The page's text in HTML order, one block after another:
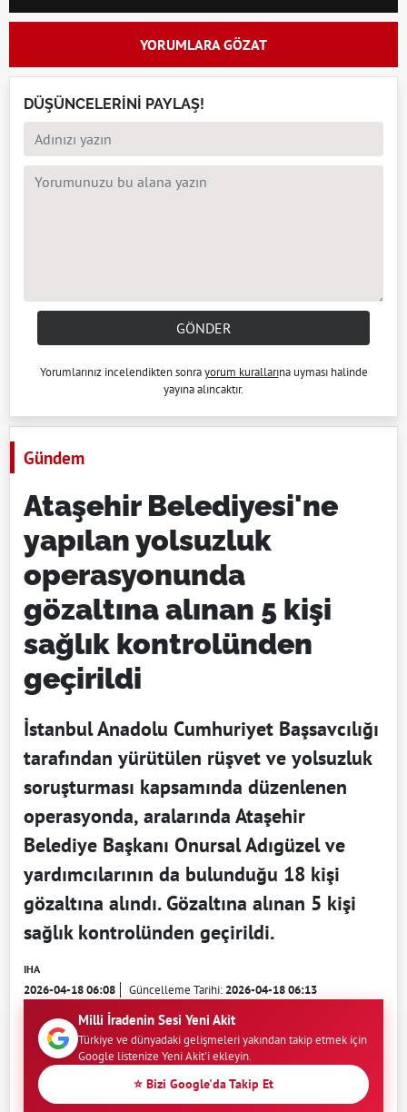
YORUMLARA GÖZAT
DÜŞÜNCELERİNİ PAYLAŞ!
GÖNDER
Yorumlarınız incelendikten sonrayorum kurallarına uyması halinde
yayına alıncaktır.
Gündem
Ataşehir Belediyesi'ne
yapılan yolsuzluk
operasyonunda
gözaltına alınan 5 kişi
sağlık kontrolünden
geçirildi
İstanbul Anadolu Cumhuriyet Başsavcılığı
tarafından yürütülen rüşvet ve yolsuzluk
soruşturması kapsamında düzenlenen
operasyonda, aralarında Ataşehir
Belediye Başkanı Onursal Adıgüzel ve
yardımcılarının da bulunduğu 18 kişi
gözaltına alındı. Gözaltına alınan 5 kişi
sağlık kontrolünden geçirildi.
IHA
2026-04-18 06:08 Güncelleme Tarihi:2026-04-18 06:13
Milli İradenin Sesi Yeni Akit
Türkiye ve dünyadaki gelişmeleri yakından takip etmek için
Google listenize Yeni Akit'i ekleyin.
⭐ Bizi Google'da Takip Et